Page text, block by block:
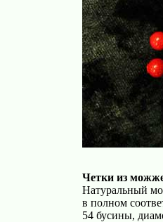
Четки из
Натуральный
в полном
54 бусины,